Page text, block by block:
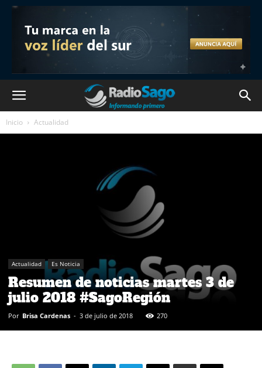
Inicio Actualidad
Actualidad Es Noticia
Resumen de noticias martes 3 de
julio 2018 #SagoRegión
Por Brisa Cardenas - 3 de julio de 2018 270